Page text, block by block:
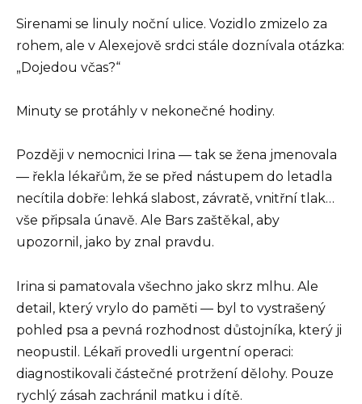
Sirenami se linuly noční ulice. Vozidlo zmizelo za
rohem, ale v Alexejově srdci stále doznívala otázka:
„Dojedou včas?“
Minuty se protáhly v nekonečné hodiny.
Později v nemocnici Irina — tak se žena jmenovala
— řekla lékařům, že se před nástupem do letadla
necítila dobře: lehká slabost, závratě, vnitřní tlak…
vše připsala únavě. Ale Bars zaštěkal, aby
upozornil, jako by znal pravdu.
Irina si pamatovala všechno jako skrz mlhu. Ale
detail, který vrylo do paměti — byl to vystrašený
pohled psa a pevná rozhodnost důstojníka, který ji
neopustil. Lékaři provedli urgentní operaci:
diagnostikovali částečné protržení dělohy. Pouze
rychlý zásah zachránil matku i dítě.